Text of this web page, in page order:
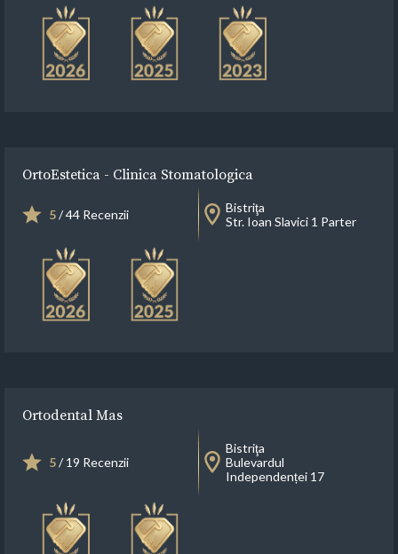
OrtoEstetica - Clinica Stomatologica
5/ 44 Recenzii
Bistriţa
Str. Ioan Slavici 1 Parter
Ortodental Mas
5/ 19 Recenzii
Bistriţa
Bulevardul
Independenței 17